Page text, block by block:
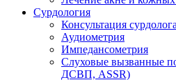
Сурдология
Консультация сурдолога
Аудиометрия
Импедансометрия
Слуховые вызванные
ДСВП, ASSR)